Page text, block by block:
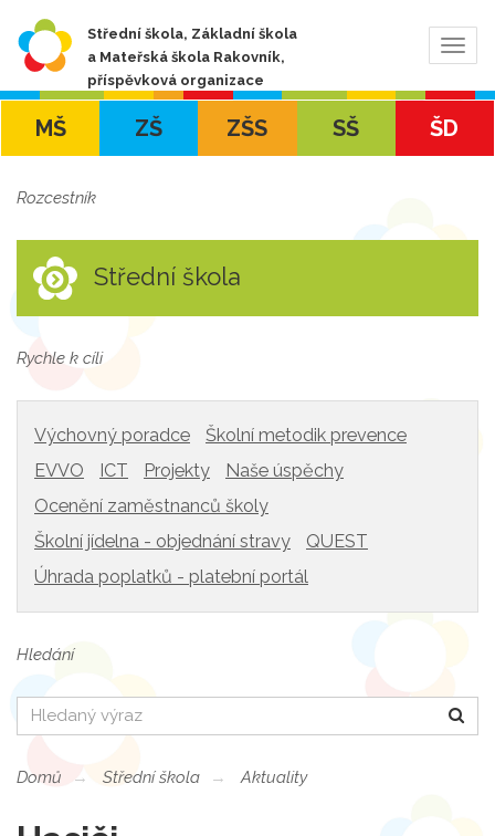
Střední škola, Základní škola
a Mateřská škola Rakovník,
příspěvková organizace
MŠ ZŠ ZŠS SŠ ŠD
Rozcestník
Střední škola
Rychle k cíli
Výchovný poradce
Školní metodik prevence
EVVO
ICT Projekty
Naše úspěchy
Ocenění zaměstnanců školy
Školní jídelna - objednání stravy
QUEST
Úhrada poplatků - platební portál
Hledání
Hledat
Domů Střední škola Aktuality